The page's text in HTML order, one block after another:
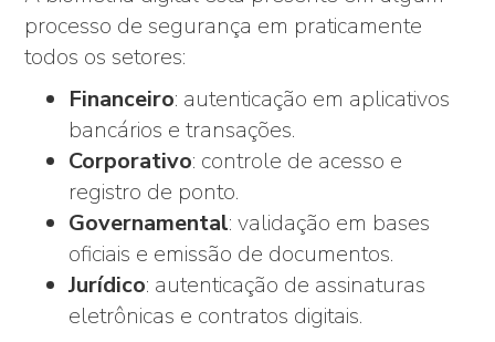
processo de segurança em praticamente
todos os setores:
Financeiro: autenticação em aplicativos
bancários e transações.
Corporativo: controle de acesso e
registro de ponto.
Governamental: validação em bases
oficiais e emissão de documentos.
Jurídico: autenticação de assinaturas
eletrônicas e contratos digitais.